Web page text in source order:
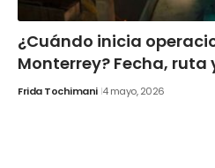
¿Cuándo inicia
Monterrey? Fecha,
Frida Tochimani 4 mayo, 2026